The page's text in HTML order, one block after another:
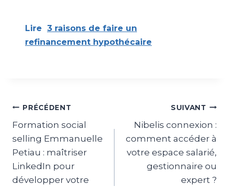
Lire 3 raisons de faire un
refinancement hypothécaire
Navigation
de
l’article
PRÉCÉDENT
Formation social
selling Emmanuelle
Petiau : maîtriser
LinkedIn pour
développer votre
SUIVANT
Nibelis connexion :
comment accéder à
votre espace salarié,
gestionnaire ou
expert ?